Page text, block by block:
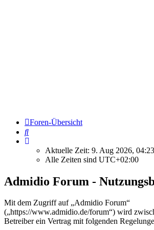
Foren-Übersicht
Suche
Aktuelle Zeit: 9. Aug 2026, 04:23
Alle Zeiten sind UTC+02:00
Admidio Forum -
Mit dem Zugriff auf „Admidio Forum“
(„https://www.admidio.de/forum“) wird
Betreiber ein Vertrag mit folgenden